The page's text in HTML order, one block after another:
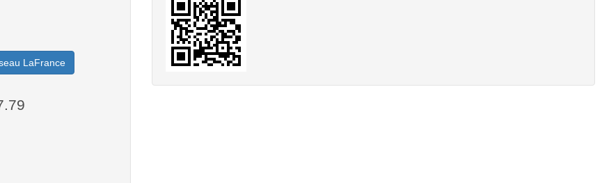
LaFrance